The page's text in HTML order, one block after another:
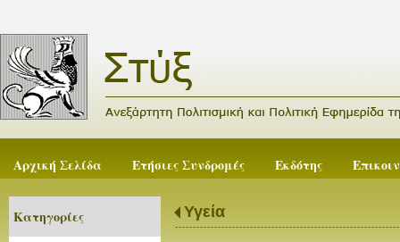
Αρχική Σελίδα Ετήσιες Συνδρομές Εκδότης
Κατηγορίες Υγεία